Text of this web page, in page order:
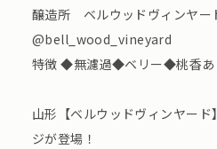
醸造所 ベルウッドヴィンヤー
@bell_wood_vineyard
特徴 ◆無濾過◆ベリー◆桃香
山形【ベルウッドヴィンヤー
ジが登場！